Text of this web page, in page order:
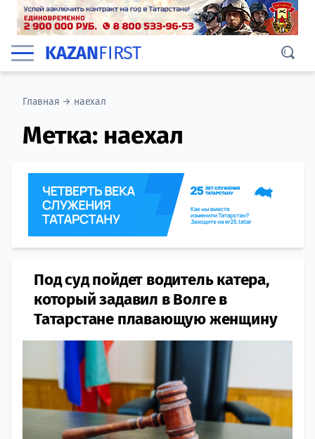
KAZANFIRST
Главная → наехал
Метка: наехал
Под суд пойдет водитель катера,
который задавил в Волге в
Татарстане плавающую женщину